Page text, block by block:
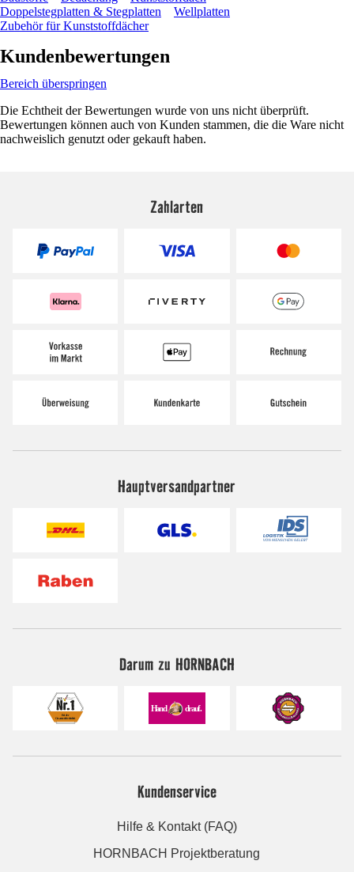
Doppelstegplatten & Stegplatten
Wellplatten
Zubehör für Kunststoffdächer
Kundenbewertungen
Bereich überspringen
Die Echtheit der Bewertungen wurde von uns nicht überprüft.
Bewertungen können auch von Kunden stammen, die die Ware nicht
nachweislich genutzt oder gekauft haben.
Zahlarten
Hauptversandpartner
Darum zu HORNBACH
Kundenservice
Hilfe & Kontakt (FAQ)
HORNBACH Projektberatung